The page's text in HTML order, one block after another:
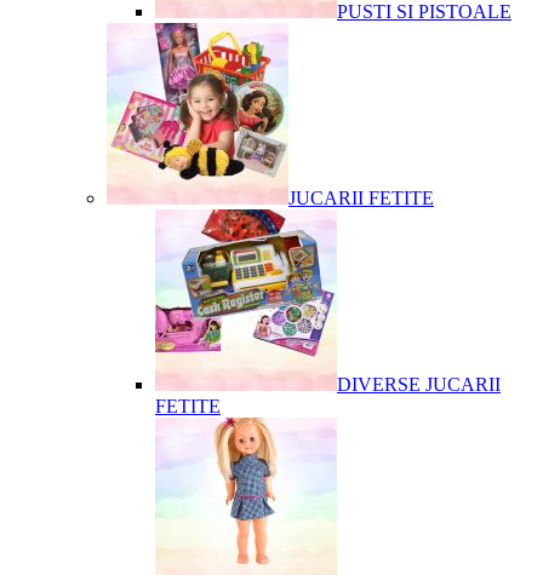
PUSTI SI PISTOALE
JUCARII FETITE
DIVERSE JUCARII
FETITE